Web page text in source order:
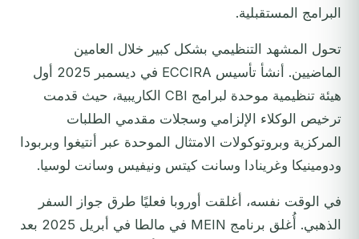
البرامج المستقبلية.
تحول المشهد التنظيمي بشكل كبير خلال العامين
الماضيين. أنشأ تأسيس ECCIRA في ديسمبر 2025 أول
هيئة تنظيمية موحدة لبرامج CBI الكاريبية، حيث قدمت
ترخيص الوكلاء الإلزامي وسجلات مقدمي الطلبات
المركزية وبروتوكولات الامتثال الموحدة عبر أنتيغوا وبربودا
ودومينيكا وغرينادا وسانت كيتس ونيفيس وسانت لوسيا.
في الوقت نفسه، أغلقت أوروبا فعليًا طرق جواز السفر
الذهبي. أُغلق برنامج MEIN في مالطا في أبريل 2025 بعد